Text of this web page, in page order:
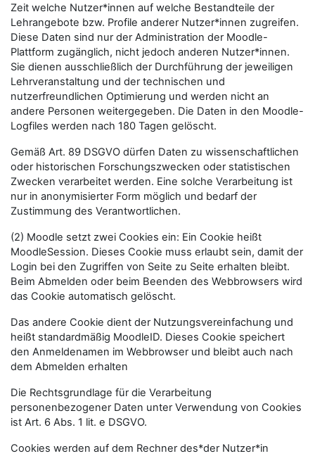
Zeit welche Nutzer*innen auf welche Bestandteile der
Lehrangebote bzw. Profile anderer Nutzer*innen zugreifen.
Diese Daten sind nur der Administration der Moodle-
Plattform zugänglich, nicht jedoch anderen Nutzer*innen.
Sie dienen ausschließlich der Durchführung der jeweiligen
Lehrveranstaltung und der technischen und
nutzerfreundlichen Optimierung und werden nicht an
andere Personen weitergegeben. Die Daten in den Moodle-
Logfiles werden nach 180 Tagen gelöscht.
Gemäß Art. 89 DSGVO dürfen Daten zu wissenschaftlichen
oder historischen Forschungszwecken oder statistischen
Zwecken verarbeitet werden. Eine solche Verarbeitung ist
nur in anonymisierter Form möglich und bedarf der
Zustimmung des Verantwortlichen.
(2) Moodle setzt zwei Cookies ein: Ein Cookie heißt
MoodleSession. Dieses Cookie muss erlaubt sein, damit der
Login bei den Zugriffen von Seite zu Seite erhalten bleibt.
Beim Abmelden oder beim Beenden des Webbrowsers wird
das Cookie automatisch gelöscht.
Das andere Cookie dient der Nutzungsvereinfachung und
heißt standardmäßig MoodleID. Dieses Cookie speichert
den Anmeldenamen im Webbrowser und bleibt auch nach
dem Abmelden erhalten
Die Rechtsgrundlage für die Verarbeitung
personenbezogener Daten unter Verwendung von Cookies
ist Art. 6 Abs. 1 lit. e DSGVO.
Cookies werden auf dem Rechner des*der Nutzer*in